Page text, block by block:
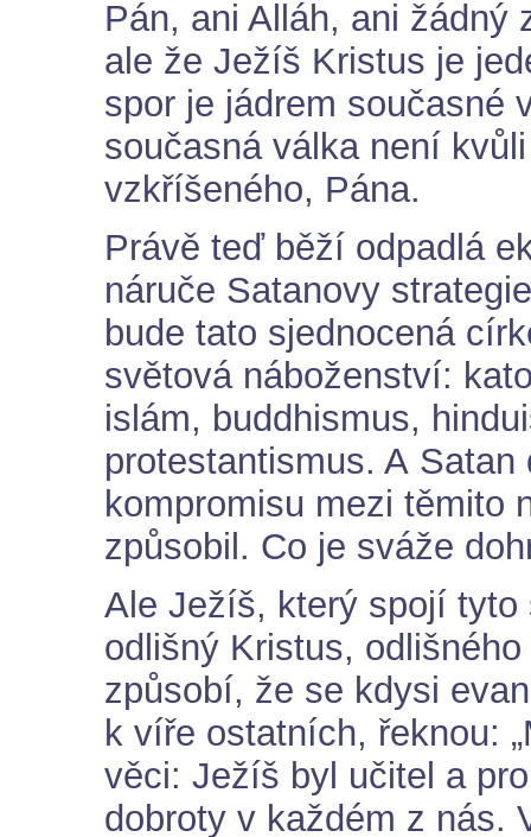
Pán, ani Alláh, ani žádný
ale že Ježíš Kristus je
spor je jádrem současné
současná válka není
vzkříšeného, Pána.
Právě teď běží odpadlá
náruče Satanovy
bude tato sjednocená
světová náboženství:
islám, buddhismus,
protestantismus. A
kompromisu mezi těmito
způsobil. Co je sváže
Ale Ježíš, který spojí tyto
odlišný Kristus,
způsobí, že se kdysi
k víře ostatních, řeknou:
věci: Ježíš byl učitel a
dobroty v každém z nás.